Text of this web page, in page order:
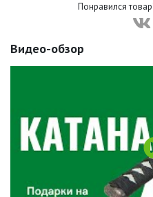
Понравился
Видео-обзор